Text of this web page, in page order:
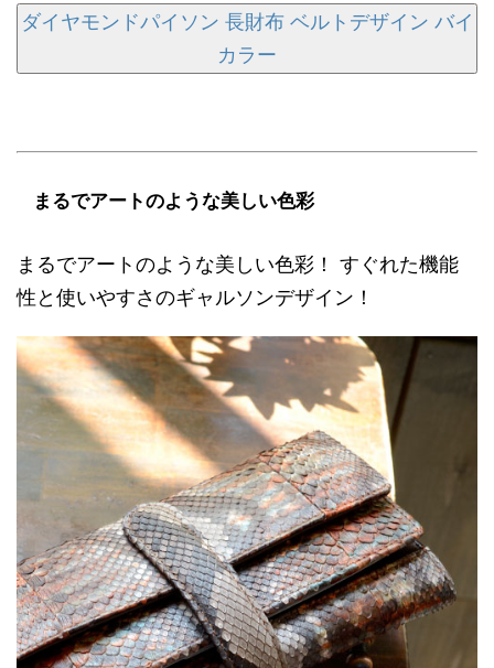
ダイヤモンドパイソン 長財布 ベルトデザイン バイ
カラー
まるでアートのような美しい色彩
まるでアートのような美しい色彩！ すぐれた機能
性と使いやすさのギャルソンデザイン！